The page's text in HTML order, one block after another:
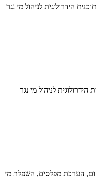
מי תהום, הערכת מפלסים, השפלת מי